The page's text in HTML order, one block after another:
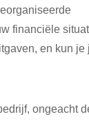
financiële
en kun je
ongeacht